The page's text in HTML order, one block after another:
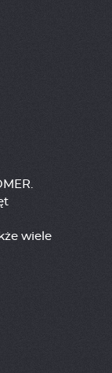
wiele